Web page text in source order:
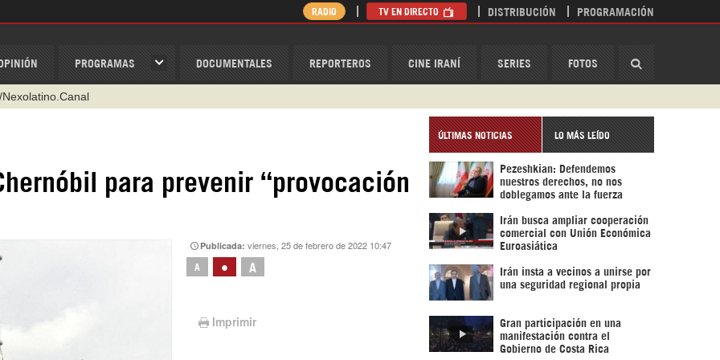
PROGRAMAS DOCUMENTALES REPORTEROS CINE IRANÍ SERIES FOTOS
RADIO TV EN DIRECTO DISTRIBUCIÓN PROGRAMACIÓN
para prevenir “provocación
Publicada:viernes, 25 de febrero de 2022 10:47
A • A
Imprimir
ÚLTIMAS NOTICIAS LO MÁS LEÍDO
Pezeshkian: Defendemos
nuestros derechos, no nos
doblegamos ante la fuerza
Irán busca ampliar cooperación
comercial con Unión Económica
Euroasiática
Irán insta a vecinos a unirse por
una seguridad regional propia
Gran participación en una
manifestación contra el
Gobierno de Costa Rica